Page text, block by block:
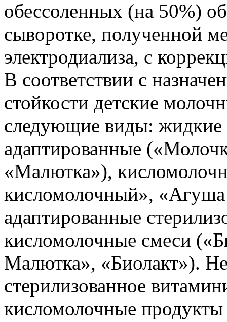
обессоленных (на 50%)
сыворотке, полученной
электродиализа, с
В соответствии с
стойкости детские
следующие виды: жидкие
адаптированные
«Малютка»),
кисломолочный»,
адаптированные
кисломолочные смеси
Малютка», «Биолакт»).
стерилизованное
кисломолочные